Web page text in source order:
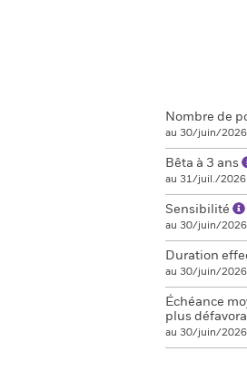
Nombre de
au 30/juin/2026
Bêta à 3 ans
au 31/juil./2026
Sensibilité
au 30/juin/2026
Duration
au 30/juin/2026
Échéance
plus
au 30/juin/2026